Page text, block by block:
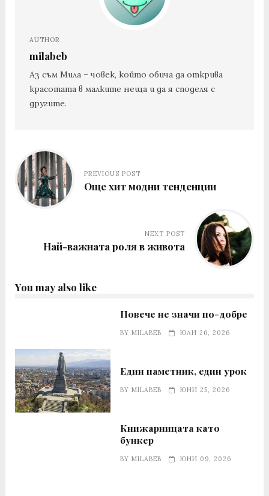
AUTHOR
milabeb
Аз съм Мила – човек, който обича да открива
красотата в малките неща и да я споделя с
другите.
PREVIOUS POST
Още хит модни тенденции
NEXT POST
Най-важната роля в живота
You may also like
Повече не значи по-добре
BYMILABEB ЮЛИ 26, 2026
Един паметник, един урок
BYMILABEB ЮНИ 25, 2026
Книжарницата като
бункер
BYMILABEB ЮНИ 09, 2026